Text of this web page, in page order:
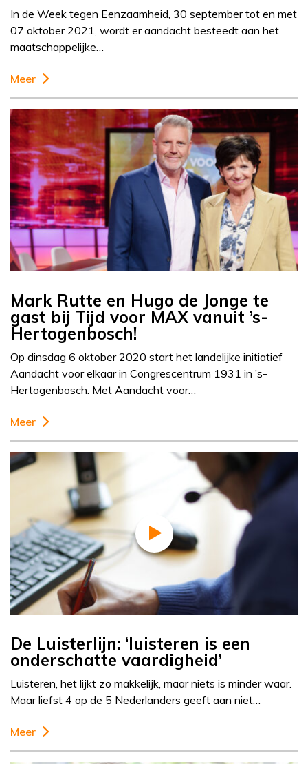
In de Week tegen Eenzaamheid, 30 september tot en met
07 oktober 2021, wordt er aandacht besteedt aan het
maatschappelijke…
Meer
Mark Rutte en Hugo de Jonge te
gast bij Tijd voor MAX vanuit ’s-
Hertogenbosch!
Op dinsdag 6 oktober 2020 start het landelijke initiatief
Aandacht voor elkaar in Congrescentrum 1931 in ’s-
Hertogenbosch. Met Aandacht voor…
Meer
De Luisterlijn: ‘luisteren is een
onderschatte vaardigheid’
Luisteren, het lijkt zo makkelijk, maar niets is minder waar.
Maar liefst 4 op de 5 Nederlanders geeft aan niet…
Meer